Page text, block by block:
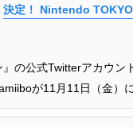
決定！ Nintendo
』の公式Twitterアカウン
が11月11日（金）